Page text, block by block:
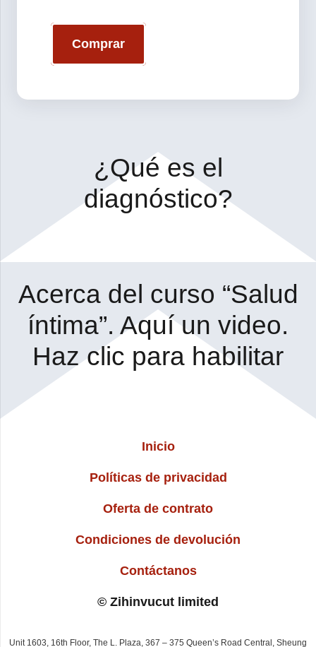
Comprar
¿Qué es el
diagnóstico?
Acerca del curso “Salud
íntima”. Aquí un video.
Haz clic para habilitar
Inicio
Políticas de privacidad
Oferta de contrato
Condiciones de devolución
Contáctanos
© Zihinvucut limited
Unit 1603, 16th Floor, The L. Plaza, 367 – 375 Queen’s Road Central, Sheung